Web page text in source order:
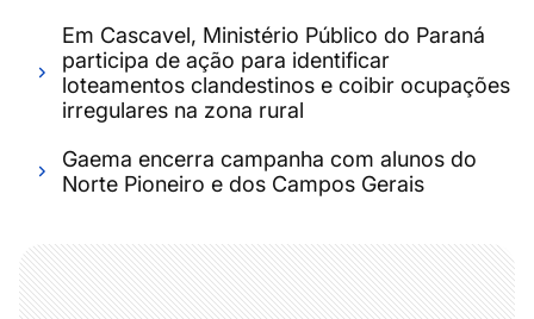
Em Cascavel, Ministério Público do Paraná
participa de ação para identificar
loteamentos clandestinos e coibir ocupações
irregulares na zona rural
Gaema encerra campanha com alunos do
Norte Pioneiro e dos Campos Gerais